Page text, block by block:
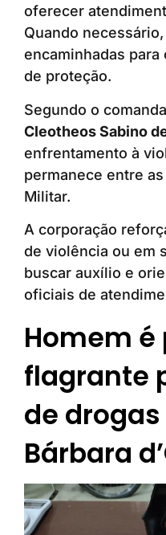
oferecer
Quando
encaminhadas
de proteção.
Segundo o
Cleotheos Sabino
enfrentamento à
permanece entre
Militar.
A corporação
de violência ou em
buscar auxílio e
oficiais de
Homem é
flagrante
de
Bárbara